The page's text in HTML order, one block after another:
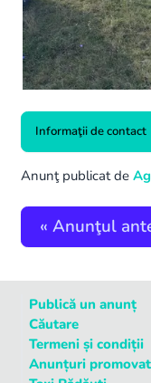
Informaţii de contact
Anunţ publicat de
« Anunţul
Publică un anunț
Căutare
Termeni și condiții
Anunțuri